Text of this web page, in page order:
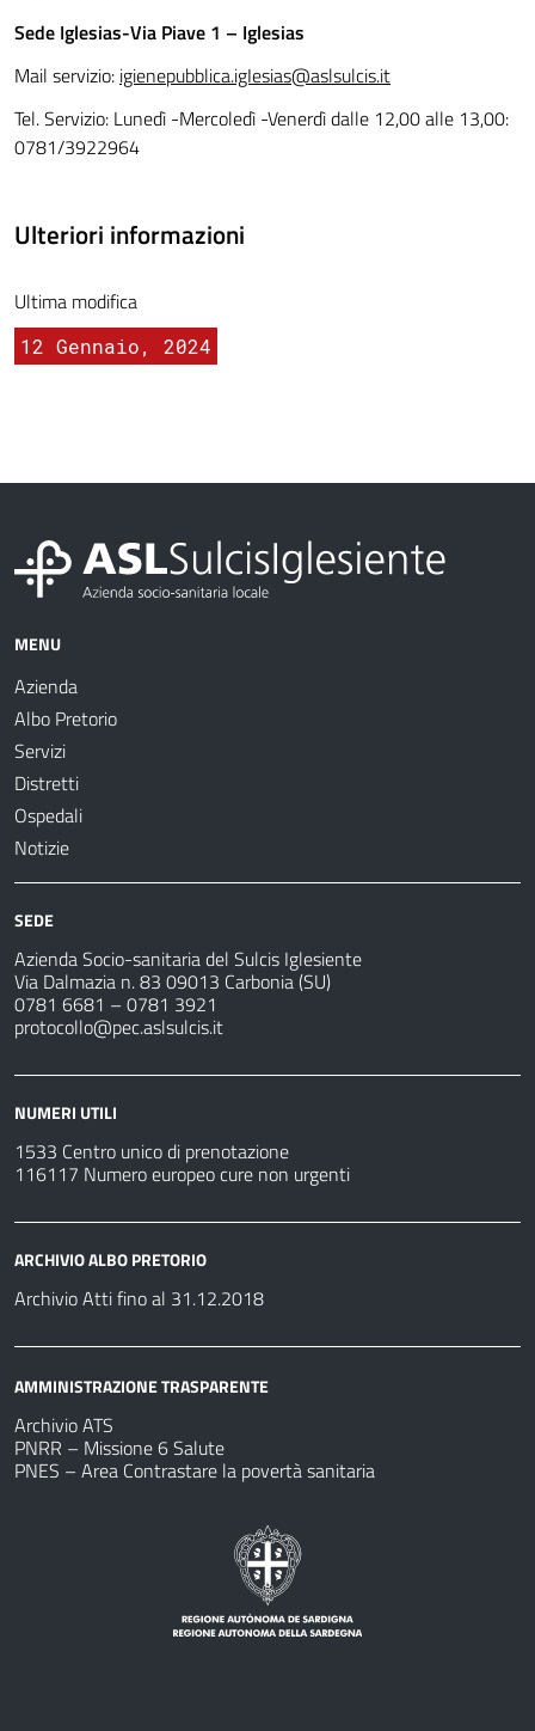
Sede Iglesias-Via Piave 1 – Iglesias
Mail servizio: igienepubblica.igIesias@aslsulcis.it
Tel. Servizio: Lunedì -Mercoledì -Venerdì dalle 12,00 alle 13,00:
0781/3922964
Ulteriori informazioni
Ultima modifica
12 Gennaio, 2024
MENU
Azienda
Albo Pretorio
Servizi
Distretti
Ospedali
Notizie
SEDE
Azienda Socio-sanitaria del Sulcis Iglesiente
Via Dalmazia n. 83 09013 Carbonia (SU)
0781 6681 – 0781 3921
protocollo@pec.aslsulcis.it
NUMERI UTILI
1533 Centro unico di prenotazione
116117 Numero europeo cure non urgenti
ARCHIVIO ALBO PRETORIO
Archivio Atti fino al 31.12.2018
AMMINISTRAZIONE TRASPARENTE
Archivio ATS
PNRR – Missione 6 Salute
PNES – Area Contrastare la povertà sanitaria